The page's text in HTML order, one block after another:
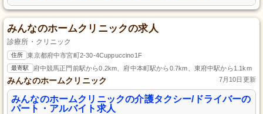
みんなのホームクリニックの求人
診療所・クリニック
住所 東京都府中市宮町2-30-4Cuppuccino1F
最寄駅 府中競馬正門前駅から0.2km、府中本町駅から0.7km、東府中駅から1.1km
みんなのホームクリニック 7月10日更新
みんなのホームクリニックの介護タクシー/ドライバーの
パート・アルバイト求人